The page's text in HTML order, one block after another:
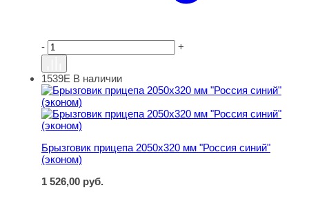
- +
Брызговик прицепа 2050х320 мм "Россия синий"
1539Е В наличии
Брызговик прицепа 2050х320 мм "Россия синий"
(эконом)
1 526,00 руб.